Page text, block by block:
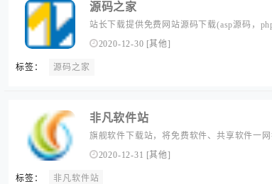
源码之家
站长下载提供免费网站源码下载(asp源码，
评测；为站长推介有价值的源码，为开发者宣
2020-12-30 [其他]
标签： 源码之家
非凡软件站
旗舰软件下载站，将免费软件、共享软件一
2020-12-31 [其他]
标签： 非凡软件站